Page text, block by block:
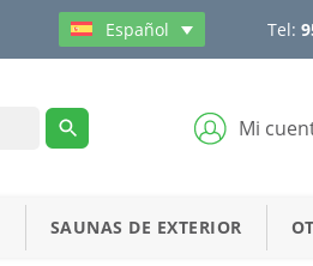
Español Tel:
Mi
SAUNAS DE EXTERIOR